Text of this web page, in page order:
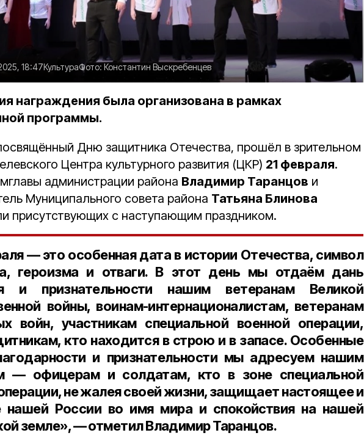
18:47КультураФото: Константин Выскребенцев
награждения была организована в рамках
программы.
Дню защитника Отечества, прошёл в зрительном
Центра культурного развития (ЦКР) 21 февраля.
администрации района Владимир Таранцов и
Муниципального совета района Татьяна Блинова
присутствующих с наступающим праздником.
— это особенная дата в истории Отечества, символ
героизма и отваги. В этот день мы отдаём дань
и признательности нашим ветеранам Великой
войны, воинам-интернационалистам, ветеранам
войн, участникам специальной военной операции,
кто находится в строю и в запасе. Особенные
и признательности мы адресуем нашим
— офицерам и солдатам, кто в зоне специальной
не жалея своей жизни, защищает настоящее и
нашей России во имя мира и спокойствия на нашей
земле», — отметил Владимир Таранцов.